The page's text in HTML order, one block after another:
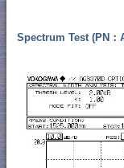
Spectrum Test (PN：